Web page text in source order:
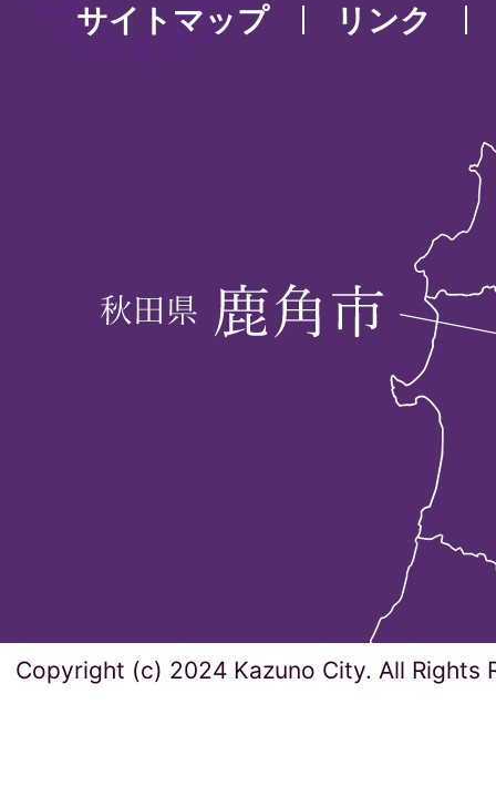
サイトマップ
リンク
Copyright (c) 2024 Kazuno City. All Rights